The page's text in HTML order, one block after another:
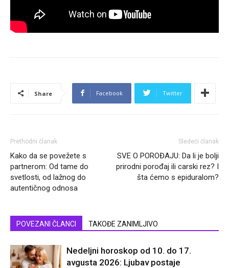
Share Facebook Twitter
Prethodni članak
Kako da se povežete s
partnerom: Od tame do
svetlosti, od lažnog do
autentičnog odnosa
Sledeći članak
SVE O POROĐAJU: Da li je bolji
prirodni porođaj ili carski rez? I
šta ćemo s epiduralom?
POVEZANI ČLANCI TAKOĐE ZANIMLJIVO
Nedeljni horoskop od 10. do 17.
avgusta 2026: Ljubav postaje